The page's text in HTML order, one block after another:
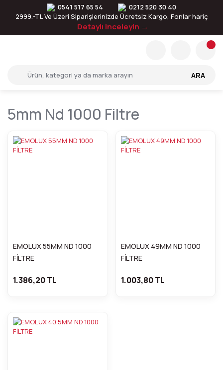
0541 517 65 54
0212 520 30 40
2999.-TL Ve Üzeri Siparişlerinizde Ücretsiz Kargo, Fonlar hariç
Detaylı inceleyin →
ARA
5mm Nd 1000 Filtre
EMOLUX 55MM ND 1000
FİLTRE
1.386,20 TL
EMOLUX 49MM ND 1000
FİLTRE
1.003,80 TL